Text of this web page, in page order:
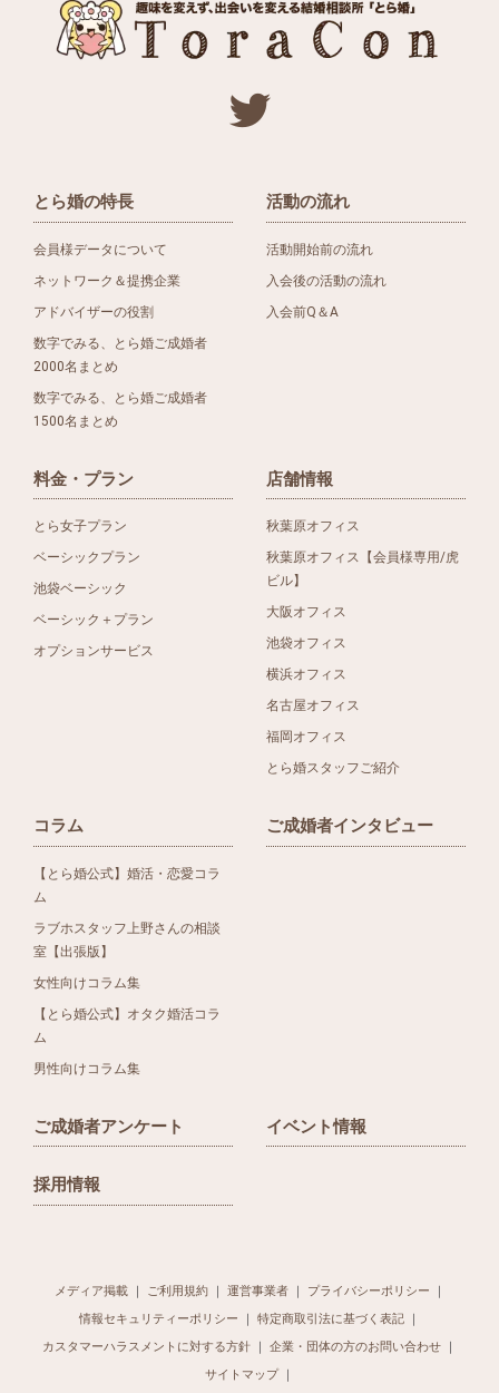
とら婚の特長
会員様データについて
ネットワーク＆提携企業
アドバイザーの役割
数字でみる、とら婚ご成婚者
2000名まとめ
数字でみる、とら婚ご成婚者
1500名まとめ
活動の流れ
活動開始前の流れ
入会後の活動の流れ
入会前Q＆A
料金・プラン
とら女子プラン
ベーシックプラン
池袋ベーシック
ベーシック＋プラン
オプションサービス
店舗情報
秋葉原オフィス
秋葉原オフィス【会員様専用/虎
ビル】
大阪オフィス
池袋オフィス
横浜オフィス
名古屋オフィス
福岡オフィス
とら婚スタッフご紹介
コラム
【とら婚公式】婚活・恋愛コラ
ム
ラブホスタッフ上野さんの相談
室【出張版】
女性向けコラム集
【とら婚公式】オタク婚活コラ
ム
男性向けコラム集
ご成婚者インタビュー
ご成婚者アンケート イベント情報
採用情報
メディア掲載 ご利用規約 運営事業者
プライバシーポリシー
情報セキュリティーポリシー
特定商取引法に基づく表記
カスタマーハラスメントに対する方針
企業・団体の方のお問い合わせ
サイトマップ